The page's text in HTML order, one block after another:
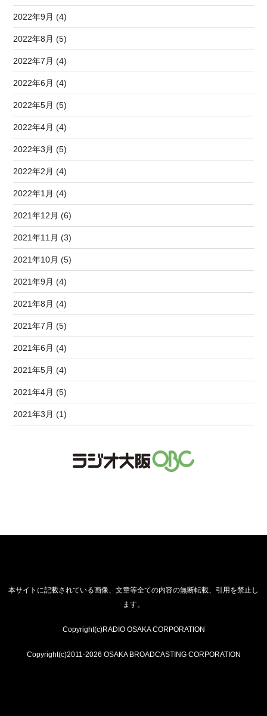
2022年9月 (4)
2022年8月 (5)
2022年7月 (4)
2022年6月 (4)
2022年5月 (5)
2022年4月 (4)
2022年3月 (5)
2022年2月 (4)
2022年1月 (4)
2021年12月 (6)
2021年11月 (3)
2021年10月 (5)
2021年9月 (4)
2021年8月 (4)
2021年7月 (5)
2021年6月 (4)
2021年5月 (4)
2021年4月 (5)
2021年3月 (1)
本サイトに記載されている画像、文章等全ての内容の無断転載、引用を禁止し
ます。
Copyright(c)RADIO OSAKA CORPORATION
Copyright(c)2011-2026 OSAKA BROADCASTING CORPORATION